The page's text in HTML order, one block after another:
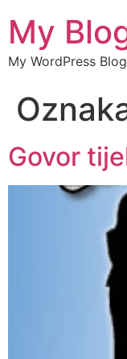
My
My WordPress Blog
Govor